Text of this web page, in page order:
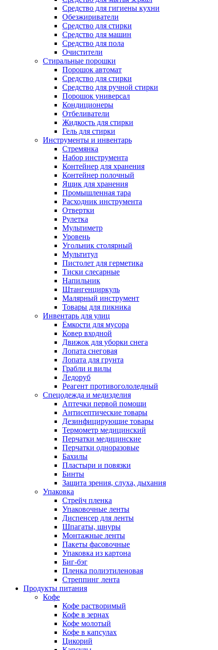
Средство для гигиены кухни
Обезжириватели
Средство для стирки
Средство для машин
Средство для пола
Очистители
Стиральные порошки
Порошок автомат
Средство для стирки
Средство для ручной стирки
Порошок универсал
Кондиционеры
Отбеливатели
Жидкость для стирки
Гель для стирки
Инструменты и инвентарь
Стремянка
Набор инструмента
Контейнер для хранения
Контейнер полочный
Ящик для хранения
Промышленная тара
Расходник инструмента
Отвертки
Рулетка
Мультиметр
Уровень
Угольник столярный
Мультитул
Пистолет для герметика
Тиски слесарные
Напильник
Штангенциркуль
Малярный инструмент
Товары для пикника
Инвентарь для улиц
Ёмкости для мусора
Ковер входной
Движок для уборки снега
Лопата снеговая
Лопата для грунта
Грабли и вилы
Ледоруб
Реагент противогололедный
Спецодежда и медизделия
Аптечки первой помощи
Антисептические товары
Дезинфицирующие товары
Термометр медицинский
Перчатки медицинские
Перчатки одноразовые
Бахилы
Пластыри и повязки
Бинты
Защита зрения, слуха, дыхания
Упаковка
Стрейч пленка
Упаковочные ленты
Диспенсер для ленты
Шпагаты, шнуры
Монтажные ленты
Пакеты фасовочные
Упаковка из картона
Биг-бэг
Пленка полиэтиленовая
Стреппинг лента
Продукты питания
Кофе
Кофе растворимый
Кофе в зернах
Кофе молотый
Кофе в капсулах
Цикорий